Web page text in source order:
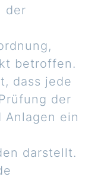
der
betroffen.
dass jede
der
Anlagen ein
darstellt.